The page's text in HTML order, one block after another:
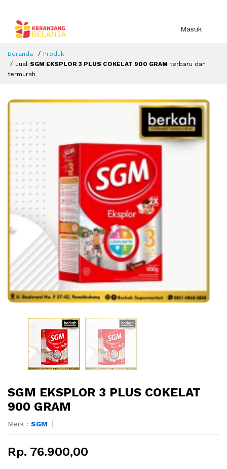
Masuk
Beranda
Produk
Jual SGM EKSPLOR 3 PLUS COKELAT 900 GRAM terbaru dan
termurah
SGM EKSPLOR 3 PLUS COKELAT
900 GRAM
Merk : SGM
Rp. 76.900,00